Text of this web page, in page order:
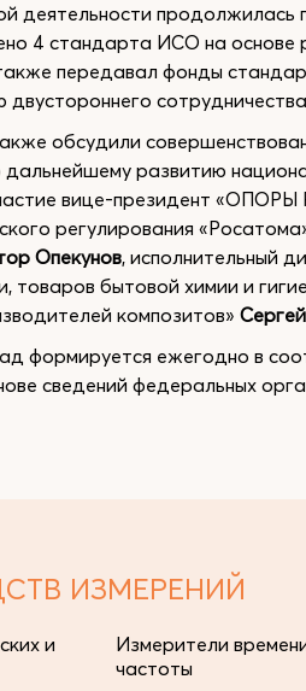
деятельности продолжилась
4 стандарта ИСО на основе
передавал фонды
двустороннего
обсудили
развитию
вице-президент
регулирования
Опекунов, исполнительный
товаров бытовой химии и
композитов»
формируется ежегодно в
сведений федеральных
ИЗМЕРЕНИЙ
и
Измерители
частоты